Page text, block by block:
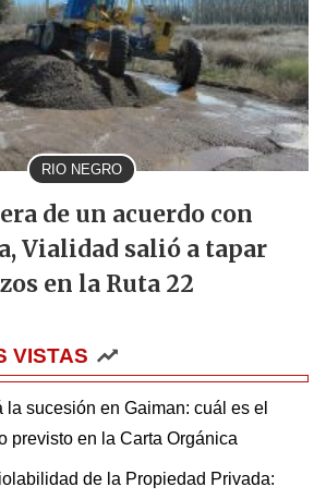
RIO NEGRO
de un acuerdo con
Vialidad salió a tapar
en la Ruta 22
VISTAS
la sucesión en Gaiman: cuál es el
previsto en la Carta Orgánica
de la Propiedad Privada: